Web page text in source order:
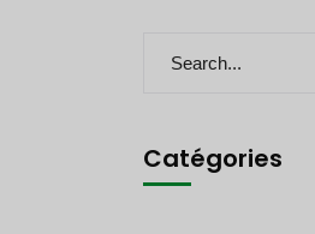
Catégories